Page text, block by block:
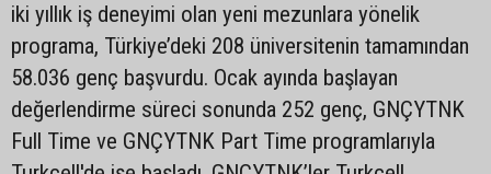
iki yıllık iş deneyimi olan yeni mezunlara yönelik
programa, Türkiye’deki 208 üniversitenin tamamından
58.036 genç başvurdu. Ocak ayında başlayan
değerlendirme süreci sonunda 252 genç, GNÇYTNK
Full Time ve GNÇYTNK Part Time programlarıyla